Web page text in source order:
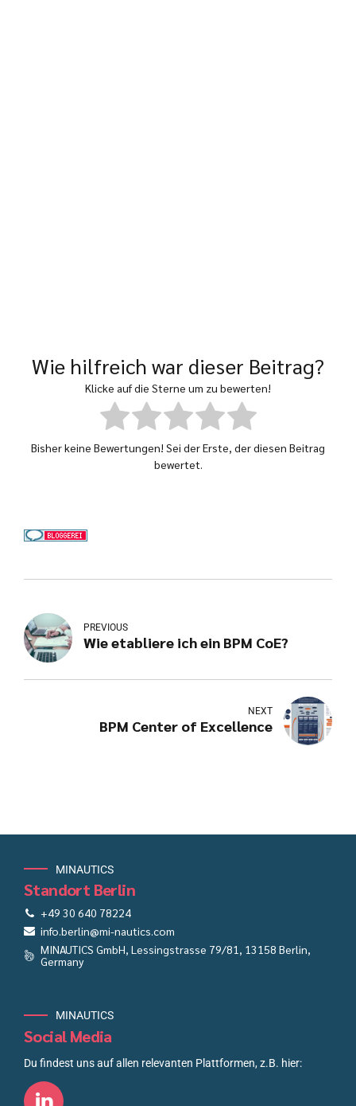
Wie hilfreich war dieser Beitrag?
Klicke auf die Sterne um zu bewerten!
Bisher keine Bewertungen! Sei der Erste, der diesen Beitrag
bewertet.
PREVIOUS
Wie etabliere ich ein BPM CoE?
NEXT
BPM Center of Excellence
MINAUTICS
Standort Berlin
+49 30 640 78224
info.berlin@mi-nautics.com
MINAUTICS GmbH, Lessingstrasse 79/81, 13158 Berlin,
Germany
MINAUTICS
Social Media
Du findest uns auf allen relevanten Plattformen, z.B. hier: